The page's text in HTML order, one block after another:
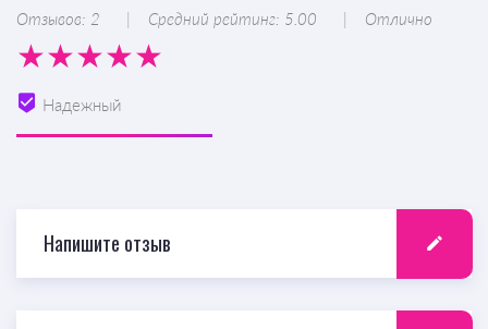
Отзывов: 2 Средний рейтинг: 5.00 Отлично
Надежный
Напишите отзыв